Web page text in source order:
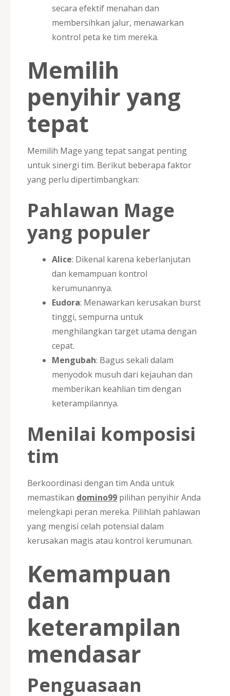
secara efektif menahan dan
membersihkan jalur, menawarkan
kontrol peta ke tim mereka.
Memilih
penyihir yang
tepat
Memilih Mage yang tepat sangat penting
untuk sinergi tim. Berikut beberapa faktor
yang perlu dipertimbangkan:
Pahlawan Mage
yang populer
Alice: Dikenal karena keberlanjutan
dan kemampuan kontrol
kerumunannya.
Eudora: Menawarkan kerusakan burst
tinggi, sempurna untuk
menghilangkan target utama dengan
cepat.
Mengubah: Bagus sekali dalam
menyodok musuh dari kejauhan dan
memberikan keahlian tim dengan
keterampilannya.
Menilai komposisi
tim
Berkoordinasi dengan tim Anda untuk
memastikan domino99 pilihan penyihir Anda
melengkapi peran mereka. Pilihlah pahlawan
yang mengisi celah potensial dalam
kerusakan magis atau kontrol kerumunan.
Kemampuan
dan
keterampilan
mendasar
Penguasaan